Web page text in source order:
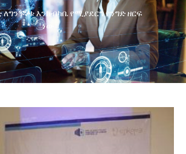
እንክብካቤ የሚያደርግ የንግድ ዘርፍ
ነው።